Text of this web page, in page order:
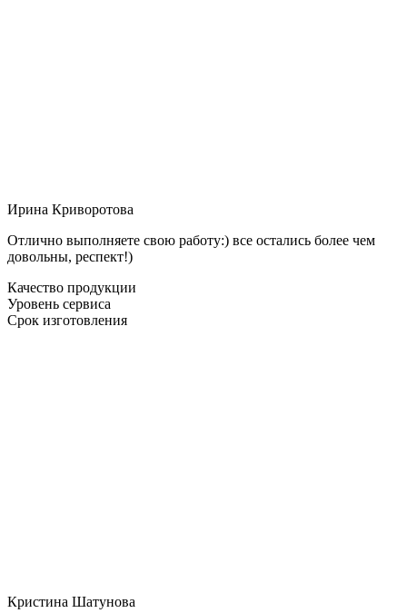
Ирина Криворотова
Отлично выполняете свою работу:) все остались более чем
довольны, респект!)
Качество продукции
Уровень сервиса
Срок изготовления
Кристина Шатунова